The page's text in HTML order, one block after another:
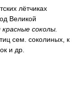
лётчиках
Великой
соколы.
сем. соколиных, к
и др.